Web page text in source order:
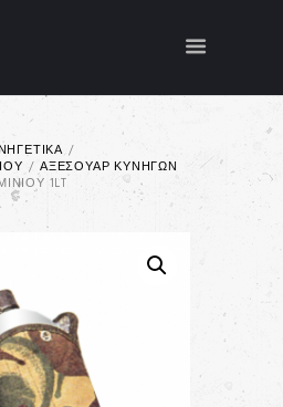
ΑΞΕΣΟΥΑΡ ΚΥΝΗΓΩΝ
1LT